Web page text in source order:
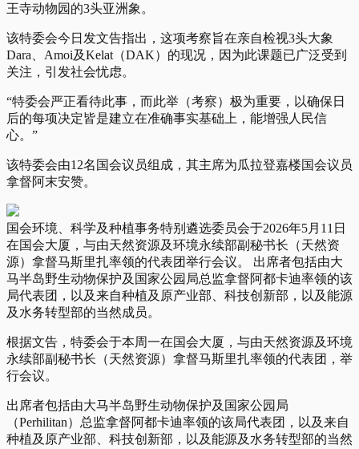
王寺动物园的3头亚洲象。
该特委会今日发文告指出，这项考察旨在亲自检视3头大象
Dara、Amoi及Kelat（DAK）的现况，因为此课题已广泛受到
关注，引发社会忧虑。
“特委会严正看待此事，而此举（考察）极为重要，以确保日
后的每项决定皆是建立在准确事实基础上，能增强人民信
心。”
该特委会由12名国会议员组成，其主席为瓜拉登嘉楼国会议员
拿督阿末安赞。
国会环境、科学及种植事务特别遴选委员会于2026年5月11日
在国会大厦，与由天然资源及环境永续部副秘书长（天然资
源）拿督马斯里扎率领的代表团举行会议。 出席者包括由大
马半岛野生动物保护及国家公园局总监拿督阿都卡迪率领的该
局代表团，以及来自种植及原产业部、科技创新部，以及能源
及水务转型部的当然成员。
根据文告，特委会于本周一在国会大厦，与由天然资源及环境
永续部副秘书长（天然资源）拿督马斯里扎率领的代表团，举
行会议。
出席者包括由大马半岛野生动物保护及国家公园局
（Perhilitan）总监拿督阿都卡迪率领的该局代表团，以及来自
种植及原产业部、科技创新部，以及能源及水务转型部的当然